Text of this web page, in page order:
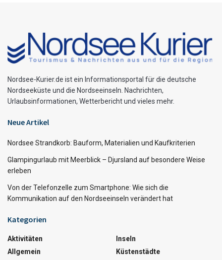
Nordsee-Kurier.de ist ein Informationsportal für die deutsche
Nordseeküste und die Nordseeinseln. Nachrichten,
Urlaubsinformationen, Wetterbericht und vieles mehr.
Neue Artikel
Nordsee Strandkorb: Bauform, Materialien und Kaufkriterien
Glampingurlaub mit Meerblick – Djursland auf besondere Weise
erleben
Von der Telefonzelle zum Smartphone: Wie sich die
Kommunikation auf den Nordseeinseln verändert hat
Kategorien
Aktivitäten
Allgemein
Inseln
Küstenstädte